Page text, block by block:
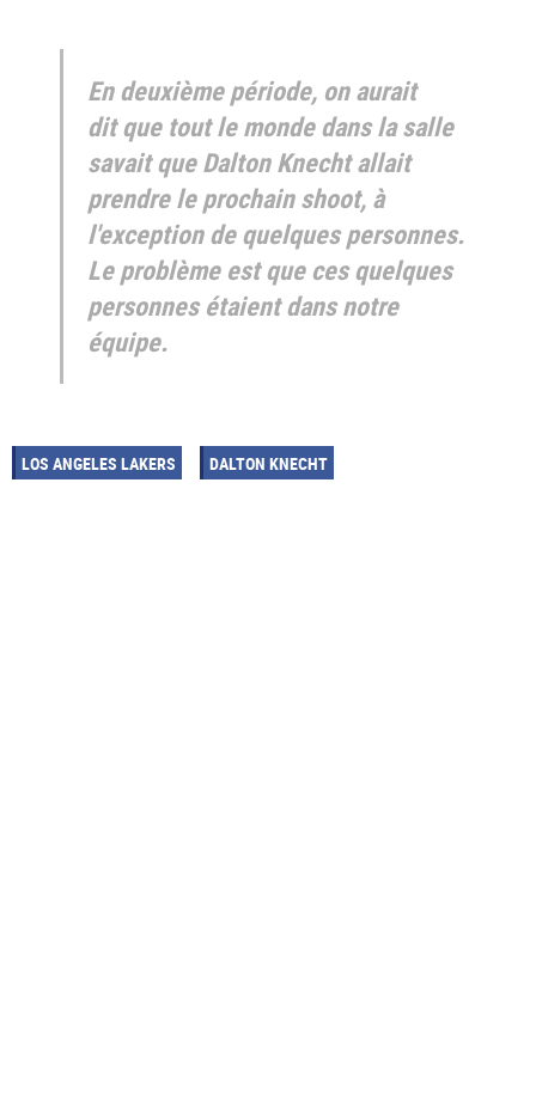
En deuxième période, on aurait
dit que tout le monde dans la salle
savait que Dalton Knecht allait
prendre le prochain shoot, à
l'exception de quelques personnes.
Le problème est que ces quelques
personnes étaient dans notre
équipe.
LOS ANGELES LAKERS DALTON KNECHT